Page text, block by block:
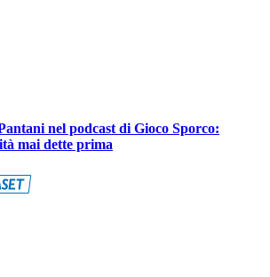
nel podcast di Gioco Sporco:
mai dette prima